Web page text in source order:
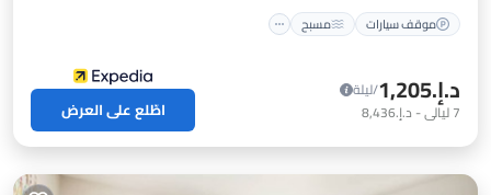
موقف سيارات
مسبح
د.إ.‏1,205
/ليلة
7ليالي- د.إ.‏8,436 اطّلع على العرض